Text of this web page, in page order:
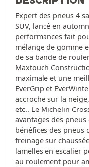
Expert des pneus 4
SUV, lancé en
performances fait
mélange de gomme
de sa bande de
Maxtouch
maximale et une
EverGrip et
accroche sur la
etc.. Le Michelin
avantages des
bénéfices des pneus
freinage sur
lamelles en escalier
au roulement pour